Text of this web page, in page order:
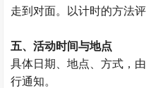
走到对面。以计时的方法
五、活动时间与地点
具体日期、地点、方式，
行通知。